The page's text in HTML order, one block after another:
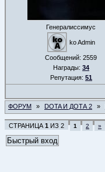
Генералиссимус
ko Admin
Сообщений:2559
Награды: 34
Репутация: 51
ФОРУМ » DOTA И ДОТА 2 »
СТРАНИЦА 1 ИЗ 2 1 2 »